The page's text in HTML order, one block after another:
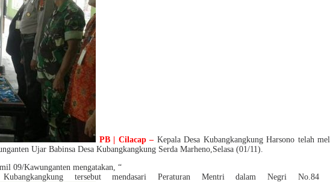
PB | Cilacap – Kepala Desa Kubangkangkung Harsono telah
Ujar Babinsa Desa Kubangkangkung Serda Marheno,Selasa (01/11).
09/Kawunganten mengatakan, “
tersebut mendasari Peraturan Mentri dalam Negri